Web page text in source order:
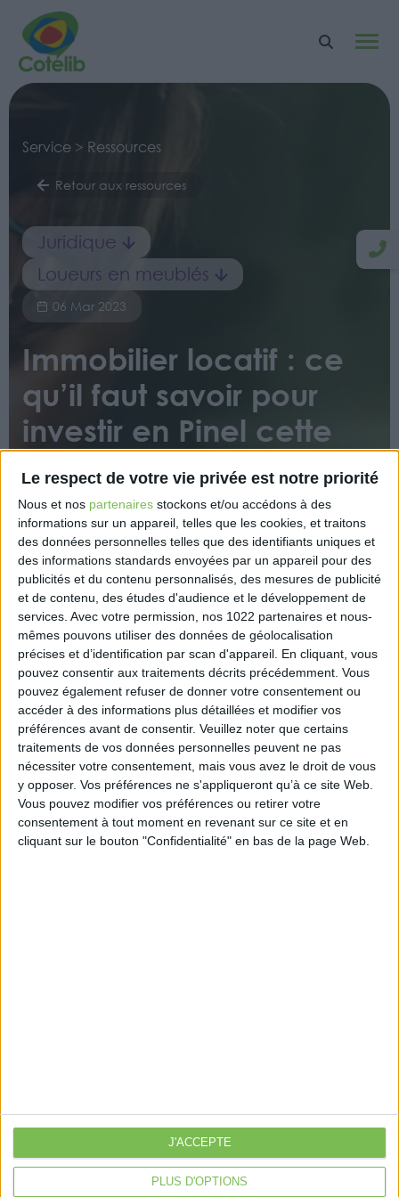
Le respect de votre vie privée est notre priorité
Nous et nos partenaires stockons et/ou accédons à des
informations sur un appareil, telles que les cookies, et traitons
des données personnelles telles que des identifiants uniques et
des informations standards envoyées par un appareil pour des
publicités et du contenu personnalisés, des mesures de publicité
et de contenu, des études d'audience et le développement de
services. Avec votre permission, nos 1022 partenaires et nous-
mêmes pouvons utiliser des données de géolocalisation
précises et d’identification par scan d'appareil. En cliquant, vous
pouvez consentir aux traitements décrits précédemment. Vous
pouvez également refuser de donner votre consentement ou
accéder à des informations plus détaillées et modifier vos
préférences avant de consentir. Veuillez noter que certains
traitements de vos données personnelles peuvent ne pas
nécessiter votre consentement, mais vous avez le droit de vous
y opposer. Vos préférences ne s'appliqueront qu’à ce site Web.
Vous pouvez modifier vos préférences ou retirer votre
consentement à tout moment en revenant sur ce site et en
cliquant sur le bouton "Confidentialité" en bas de la page Web.
PLUS D'OPTIONS
J'ACCEPTE
Service > Ressources
Retour aux ressources
Juridique
Loueurs en meublés
06 Mar 2023
Immobilier locatif : ce
qu’il faut savoir pour
investir en Pinel cette
année
Franck Vignaud, directeur du Laboratoire de
l’immobilier revient, pour le « Grand rendez-vous de
l’immobilier », sur le fonctionnement du Pinel version
2023.
https://www.capital.fr/immobilier/immobilier-locatif-
ce-quil-faut-savoir-pour-investir-en-pinel-cette-
annee-1462063
À la une
Déclaration Impôt sur le Revenu